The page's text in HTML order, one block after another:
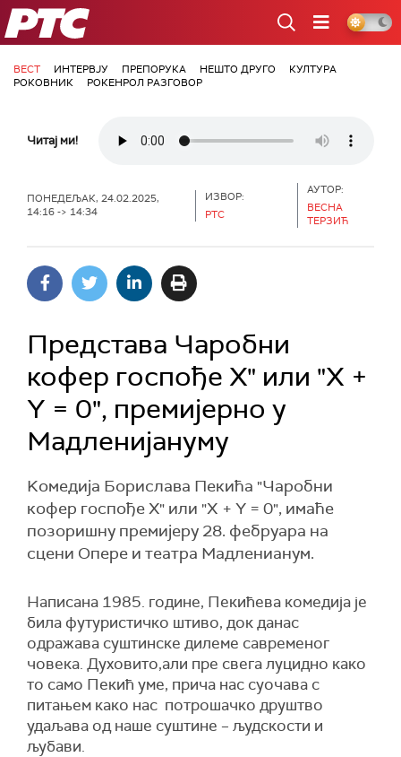
РТС
ВЕСТ ИНТЕРВЈУ ПРЕПОРУКА НЕШТО ДРУГО
КУЛТУРА
РОКОВНИК
РОКЕНРОЛ РАЗГОВОР
Читај ми!
ПОНЕДЕЉАК, 24.02.2025,
14:16 -> 14:34
ИЗВОР:
РТС
АУТОР:
ВЕСНА
ТЕРЗИЋ
Представа Чаробни
кофер госпође X" или "X +
Y = 0", премијерно у
Мадленијануму
Kомедија Борислава Пекића "Чаробни
кофер госпође X" или "X + Y = 0", имаће
позоришну премијеру 28. фебруара на
сцени Опере и театра Мадленианум.
Написана 1985. године, Пекићева комедија је
била футуристичко штиво, док данас
одражава суштинске дилеме савременог
човека. Духовито,али пре свега луцидно како
то само Пекић уме, прича нас суочава с
питањем како нас потрошачко друштво
удаљава од наше суштине – људскости и
љубави.